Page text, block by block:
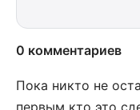
0 комментариев
Пока никто не
первым кто это